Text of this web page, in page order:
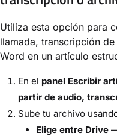
Utiliza esta opción para
llamada, transcripción
Word en un artículo
En el panel Escribir
partir de audio,
Sube tu archivo
Elige entre Drive